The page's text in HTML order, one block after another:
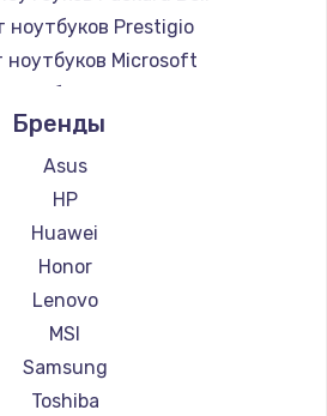
ноутбуков Prestigio
ноутбуков Microsoft
ноутбуков Alienware
ноутбуков Aquarius
ноутбуков Gigabyte
ноутбуков Aorus
Maibenben
ноутбуков Getac
ноутбуков Epson
ноутбуков Philips
ноутбуков LG
ноутбуков Panasonic
Бренды
Asus
HP
Huawei
Honor
Lenovo
MSI
Samsung
Toshiba